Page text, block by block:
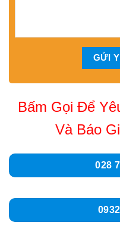
Bấm Gọi Để
Và Báo
028